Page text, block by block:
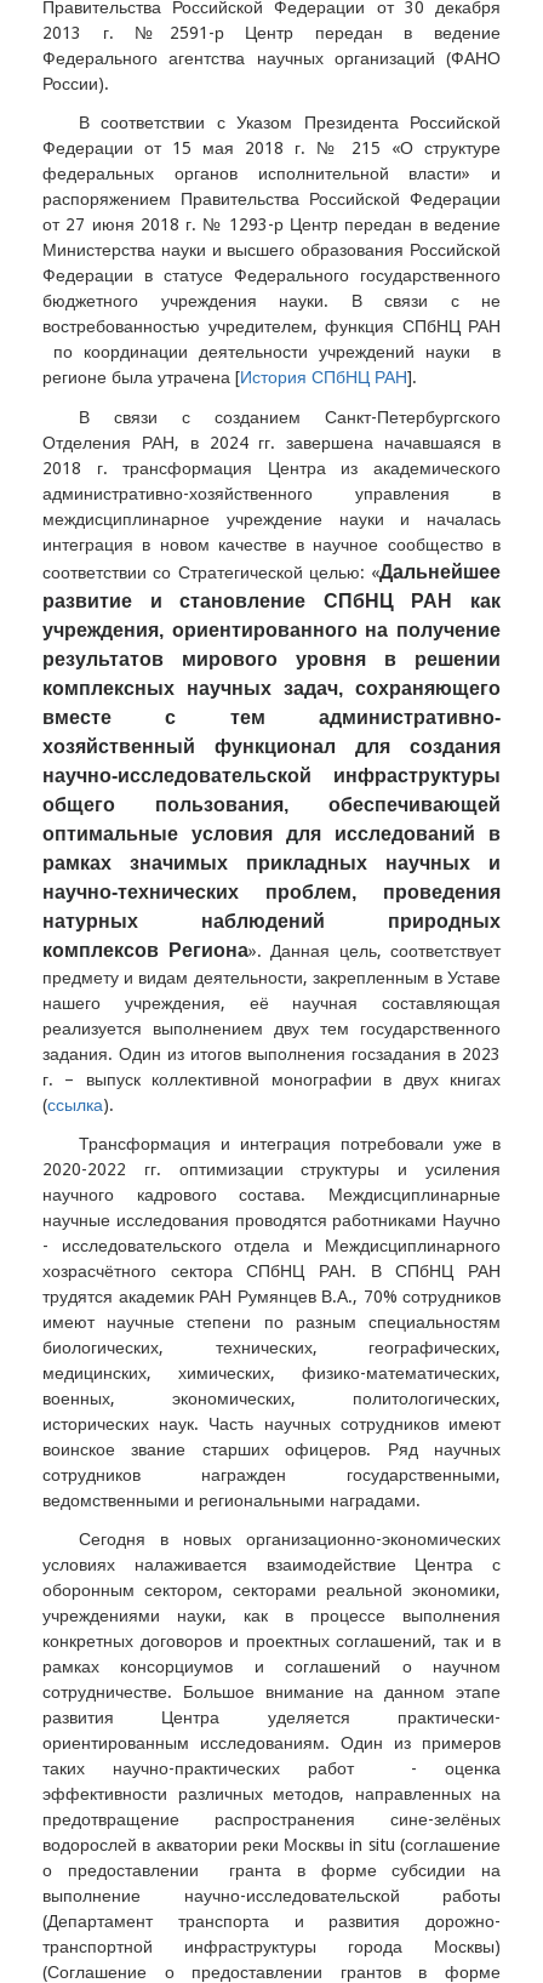
Правительства Российской Федерации от 30 декабря
2013 г. №2591-р Центр передан в ведение
Федерального агентства научных организаций (ФАНО
России).
В соответствии с Указом Президента Российской
Федерации от 15 мая 2018 г. № 215 «О структуре
федеральных органов исполнительной власти» и
распоряжением Правительства Российской Федерации
от 27 июня 2018 г. № 1293-р Центр передан в ведение
Министерства науки и высшего образования Российской
Федерации в статусе Федерального государственного
бюджетного учреждения науки. В связи с не
востребованностью учредителем, функция СПбНЦ РАН
по координации деятельности учреждений науки в
регионе была утрачена [История СПбНЦ РАН].
В связи с созданием Санкт-Петербургского
Отделения РАН, в 2024 гг. завершена начавшаяся в
2018 г. трансформация Центра из академического
административно-хозяйственного управления в
междисциплинарное учреждение науки и началась
интеграция в новом качестве в научное сообщество в
соответствии со Стратегической целью: «Дальнейшее
развитие и становление СПбНЦ РАН как
учреждения, ориентированного на получение
результатов мирового уровня в решении
комплексных научных задач, сохраняющего
вместе с тем административно-
хозяйственный функционал для создания
научно-исследовательской инфраструктуры
общего пользования, обеспечивающей
оптимальные условия для исследований в
рамках значимых прикладных научных и
научно-технических проблем, проведения
натурных наблюдений природных
комплексов Региона». Данная цель, соответствует
предмету и видам деятельности, закрепленным в Уставе
нашего учреждения, её научная составляющая
реализуется выполнением двух тем государственного
задания. Один из итогов выполнения госзадания в 2023
г. – выпуск коллективной монографии в двух книгах
(ссылка).
Трансформация и интеграция потребовали уже в
2020-2022 гг. оптимизации структуры и усиления
научного кадрового состава. Междисциплинарные
научные исследования проводятся работниками Научно
- исследовательского отдела и Междисциплинарного
хозрасчётного сектора СПбНЦ РАН. В СПбНЦ РАН
трудятся академик РАН Румянцев В.А., 70% сотрудников
имеют научные степени по разным специальностям
биологических, технических, географических,
медицинских, химических, физико-математических,
военных, экономических, политологических,
исторических наук. Часть научных сотрудников имеют
воинское звание старших офицеров. Ряд научных
сотрудников награжден государственными,
ведомственными и региональными наградами.
Сегодня в новых организационно-экономических
условиях налаживается взаимодействие Центра с
оборонным сектором, секторами реальной экономики,
учреждениями науки, как в процессе выполнения
конкретных договоров и проектных соглашений, так и в
рамках консорциумов и соглашений о научном
сотрудничестве. Большое внимание на данном этапе
развития Центра уделяется практически-
ориентированным исследованиям. Один из примеров
таких научно-практических работ - оценка
эффективности различных методов, направленных на
предотвращение распространения сине-зелёных
водорослей в акватории реки Москвы in situ (соглашение
о предоставлении гранта в форме субсидии на
выполнение научно-исследовательской работы
(Департамент транспорта и развития дорожно-
транспортной инфраструктуры города Москвы)
(Соглашение о предоставлении грантов в форме